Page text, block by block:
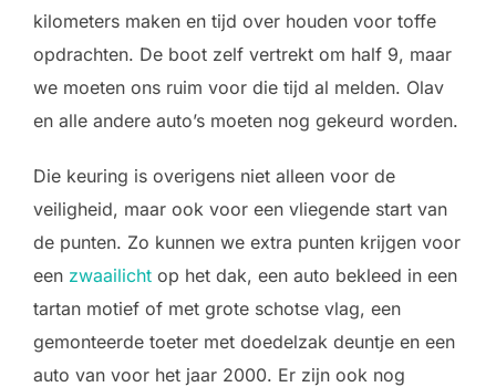
kilometers maken en tijd over houden voor toffe
opdrachten. De boot zelf vertrekt om half 9, maar
we moeten ons ruim voor die tijd al melden. Olav
en alle andere auto’s moeten nog gekeurd worden.
Die keuring is overigens niet alleen voor de
veiligheid, maar ook voor een vliegende start van
de punten. Zo kunnen we extra punten krijgen voor
een zwaailicht op het dak, een auto bekleed in een
tartan motief of met grote schotse vlag, een
gemonteerde toeter met doedelzak deuntje en een
auto van voor het jaar 2000. Er zijn ook nog